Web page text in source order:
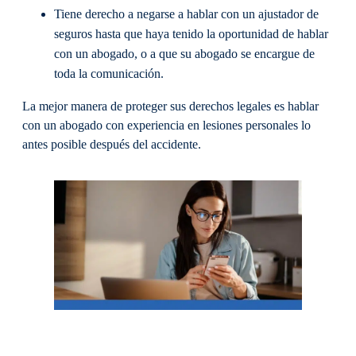
Tiene derecho a negarse a hablar con un ajustador de
seguros hasta que haya tenido la oportunidad de hablar
con un abogado, o a que su abogado se encargue de
toda la comunicación.
La mejor manera de proteger sus derechos legales es hablar
con un abogado con experiencia en lesiones personales lo
antes posible después del accidente.